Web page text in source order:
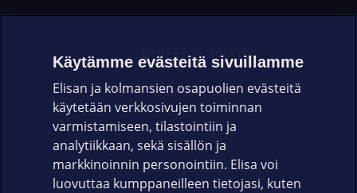
OHJEET JA VINKIT
OMAYHTEISÖ
VIANSELVITYS
ASIAKASPALVELU
Käytämme evästeitä sivuillamme
Elisan ja kolmansien osapuolien evästeitä
käytetään verkkosivujen toiminnan
varmistamiseen, tilastointiin ja
analytiikkaan, sekä sisällön ja
markkinoinnin personointiin. Elisa voi
luovuttaa kumppaneilleen tietojasi, kuten